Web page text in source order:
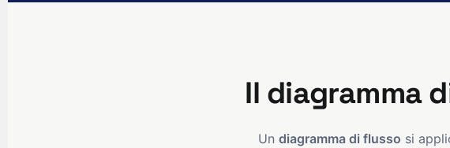
Il diagramma
Un diagramma di flusso si